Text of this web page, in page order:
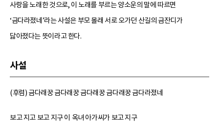
사랑을 노래한 것으로, 이 노래를 부르는 양소운의 말에 따르면
‘금다라졌네’라는 사설은 부모 몰래 서로 오가던 산길의 금잔디가
닳아졌다는 뜻이라고 한다.
사설
(후렴) 금다래꿍 금다래꿍 금다래꿍 금다래꿍 금다라졌네
보고 지고 보고 지구 이 옥녀 아가씨가 보고 지구